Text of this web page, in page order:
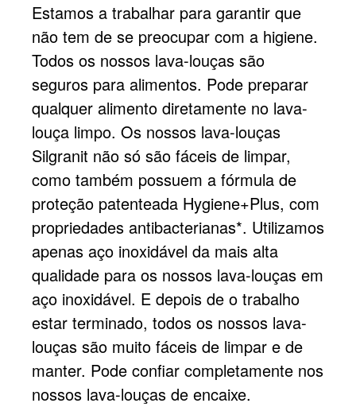
Estamos a trabalhar para garantir que
não tem de se preocupar com a higiene.
Todos os nossos lava-louças são
seguros para alimentos. Pode preparar
qualquer alimento diretamente no lava-
louça limpo. Os nossos lava-louças
Silgranit não só são fáceis de limpar,
como também possuem a fórmula de
proteção patenteada Hygiene+Plus, com
propriedades antibacterianas*. Utilizamos
apenas aço inoxidável da mais alta
qualidade para os nossos lava-louças em
aço inoxidável. E depois de o trabalho
estar terminado, todos os nossos lava-
louças são muito fáceis de limpar e de
manter. Pode confiar completamente nos
nossos lava-louças de encaixe.